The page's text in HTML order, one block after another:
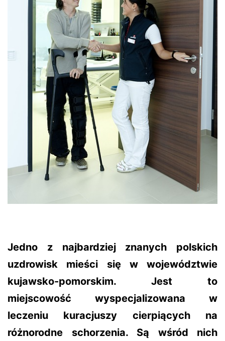
Jedno z najbardziej znanych polskich
uzdrowisk mieści się w województwie
kujawsko-pomorskim. Jest to
miejscowość wyspecjalizowana w
leczeniu kuracjuszy cierpiących na
różnorodne schorzenia. Są wśród nich